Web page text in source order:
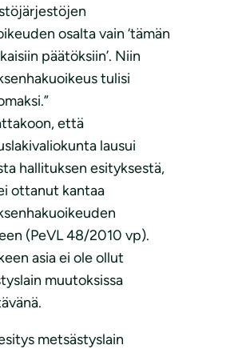
osalta vain ‘tämän
päätöksiin’. Niin
tulisi
että
lausui
hallituksen esityksestä,
ottanut kantaa
(PeVL 48/2010 vp).
asia ei ole ollut
muutoksissa
metsästyslain